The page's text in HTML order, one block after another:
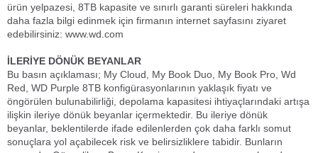
ürün yelpazesi, 8TB kapasite ve sınırlı garanti süreleri hakkında
daha fazla bilgi edinmek için firmanın internet sayfasını ziyaret
edebilirsiniz: www.wd.com
İLERİYE DÖNÜK BEYANLAR
Bu basın açıklaması; My Cloud, My Book Duo, My Book Pro, Wd
Red, WD Purple 8TB konfigürasyonlarının yaklaşık fiyatı ve
öngörülen bulunabilirliği, depolama kapasitesi ihtiyaçlarındaki artışa
ilişkin ileriye dönük beyanlar içermektedir. Bu ileriye dönük
beyanlar, beklentilerde ifade edilenlerden çok daha farklı somut
sonuçlara yol açabilecek risk ve belirsizliklere tabidir. Bunların